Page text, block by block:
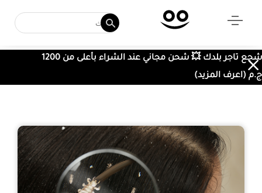
شجع تاجر بلدك 💥 شحن مجاني عند الشراء بأعلى من 1200
ج.م (اعرف المزيد)